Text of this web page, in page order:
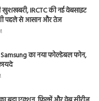
खुशखबरी, IRCTC की नई वेबसाइट
पहले से आसान और तेज
का नया फोल्डेबल फोन,